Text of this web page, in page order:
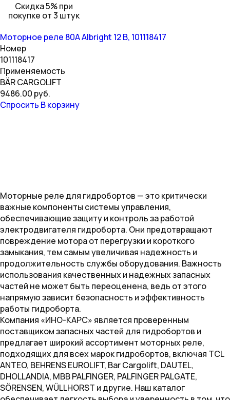
Скидка 5% при
покупке от 3 штук
Моторное реле 80A Albright 12 В, 101118417
Номер
101118417
Применяемость
BÄR CARGOLIFT
9486.00 руб.
Спросить В корзину
Моторные реле для гидробортов — это критически
важные компоненты системы управления,
обеспечивающие защиту и контроль за работой
электродвигателя гидроборта. Они предотвращают
повреждение мотора от перегрузки и короткого
замыкания, тем самым увеличивая надежность и
продолжительность службы оборудования. Важность
использования качественных и надежных запасных
частей не может быть переоценена, ведь от этого
напрямую зависит безопасность и эффективность
работы гидроборта.
Компания «ИНО-КАРС» является проверенным
поставщиком запасных частей для гидробортов и
предлагает широкий ассортимент моторных реле,
подходящих для всех марок гидробортов, включая TCL
ANTEO, BEHRENS EUROLIFT, Bar Cargolift, DAUTEL,
DHOLLANDIA, MBB PALFINGER, PALFINGER PALGATE,
SÖRENSEN, WÜLLHORST и другие. Наш каталог